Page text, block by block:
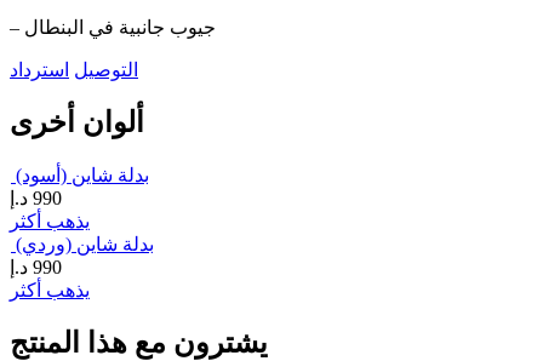
– جيوب جانبية في البنطال
التوصيل استرداد
ألوان أخرى
بدلة شاين (أسود)
990 د.إ
يذهب أكثر
بدلة شاين (وردي)
990 د.إ
يذهب أكثر
يشترون مع هذا المنتج